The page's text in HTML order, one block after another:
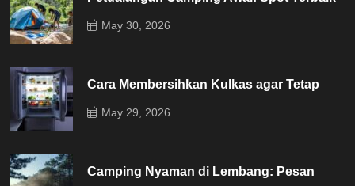
May 30, 2026
Cara Membersihkan Kulkas agar Tetap
May 29, 2026
Camping Nyaman di Lembang: Pesan